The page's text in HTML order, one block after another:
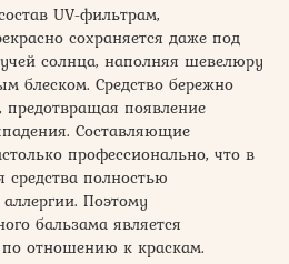
UV-фильтрам,
сохраняется даже под
солнца, наполняя шевелюру
блеском. Средство бережно
появление
Составляющие
профессионально, что в
средства полностью
Поэтому
бальзама является
отношению к краскам.